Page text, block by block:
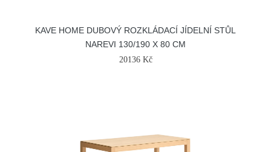
KAVE HOME DUBOVÝ ROZKLÁDACÍ JÍDELNÍ STŮL
NAREVI 130/190 X 80 CM
20136 Kč